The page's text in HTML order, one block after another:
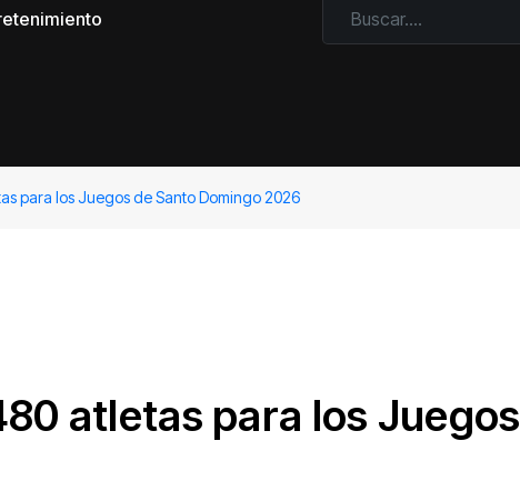
para los Juegos de Santo Domingo 2026
atletas para los Juegos